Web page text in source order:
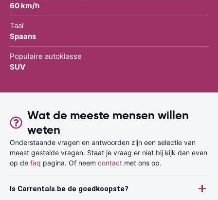
60 km/h
Taal
Spaans
Populaire autoklasse
SUV
Wat de meeste mensen willen
weten
Onderstaande vragen en antwoorden zijn een selectie van
meest gestelde vragen. Staat je vraag er niet bij kijk dan even
op de faq pagina. Of neem contact met ons op.
Is Carrentals.be de goedkoopste?